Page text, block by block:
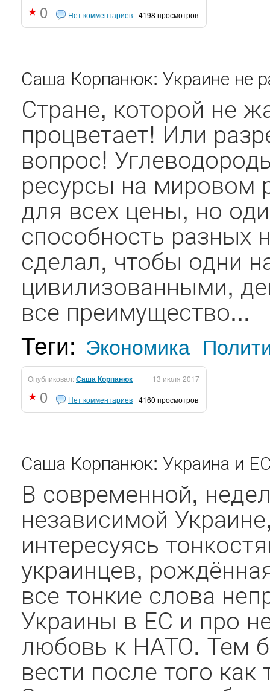
0 Нет комментариев | 4198 просмотров
Саша Корпанюк: Украине не
Стране, которой не
процветает! Или
вопрос!
ресурсы на мировом
для всех цены, но
способность разных
сделал, чтобы одни
цивилизованными,
все преимущество...
Теги: Экономика
Опубликовал:Саша Корпанюк 13 июля 2017
0 Нет комментариев | 4160 просмотров
Саша Корпанюк: Украина и
В современной,
независимой
интересуясь
украинцев,
все тонкие слова
Украины в ЕС и про
любовь к НАТО. Тем
вести после того